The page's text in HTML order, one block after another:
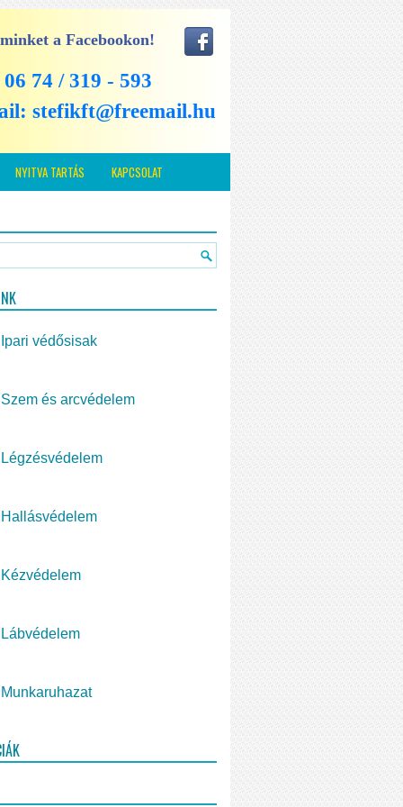
a Facebookon!
74 / 319 - 593
stefikft@freemail.hu
NYITVA TARTÁS KAPCSOLAT
Ipari védősisak
Szem és arcvédelem
Légzésvédelem
Hallásvédelem
Kézvédelem
Lábvédelem
Munkaruhazat